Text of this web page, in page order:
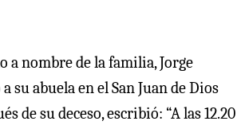
a nombre de la familia, Jorge
su abuela en el San Juan de Dios
de su deceso, escribió: “A las 12.20